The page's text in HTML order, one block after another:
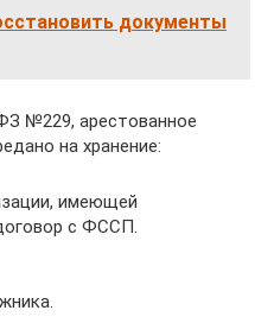
документы
№229, арестованное
на хранение:
имеющей
с ФССП.